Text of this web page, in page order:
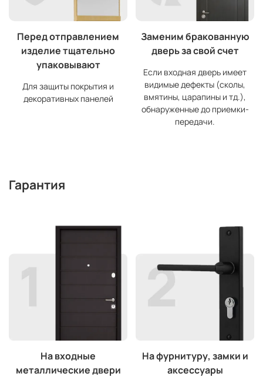
Перед отправлением
изделие тщательно
упаковывают
Для защиты покрытия и
декоративных панелей
Заменим бракованную
дверь за свой счет
Если входная дверь имеет
видимые дефекты (сколы,
вмятины, царапины и тд.),
обнаруженные до приемки-
передачи.
Гарантия
На входные
металлические двери
На фурнитуру, замки и
аксессуары